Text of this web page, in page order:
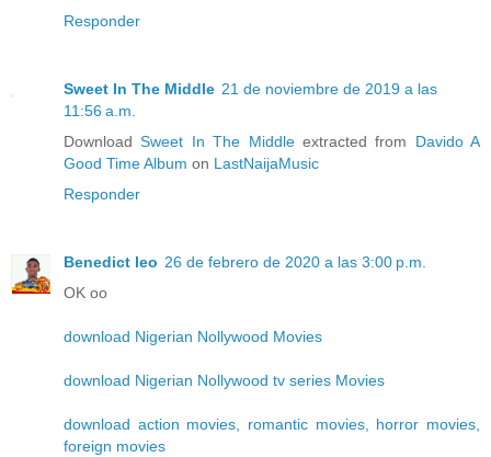
Responder
Sweet In The Middle 21 de noviembre de 2019 a las
11:56 a.m.
DownloadSweet In The Middleextracted from Davido A
Good Time Album on LastNaijaMusic
Responder
Benedict leo 26 de febrero de 2020 a las 3:00 p.m.
OK oo
download Nigerian Nollywood Movies
download Nigerian Nollywood tv series Movies
download action movies, romantic movies, horror movies,
foreign movies